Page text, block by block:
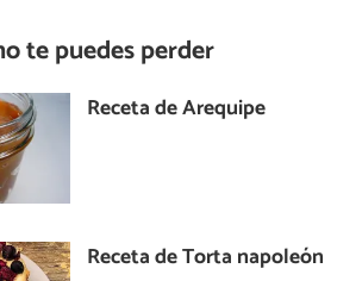
te puedes perder
Receta de Arequipe
Receta de Torta napoleón